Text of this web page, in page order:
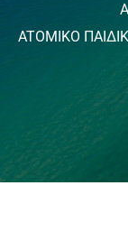
ATOMIKO